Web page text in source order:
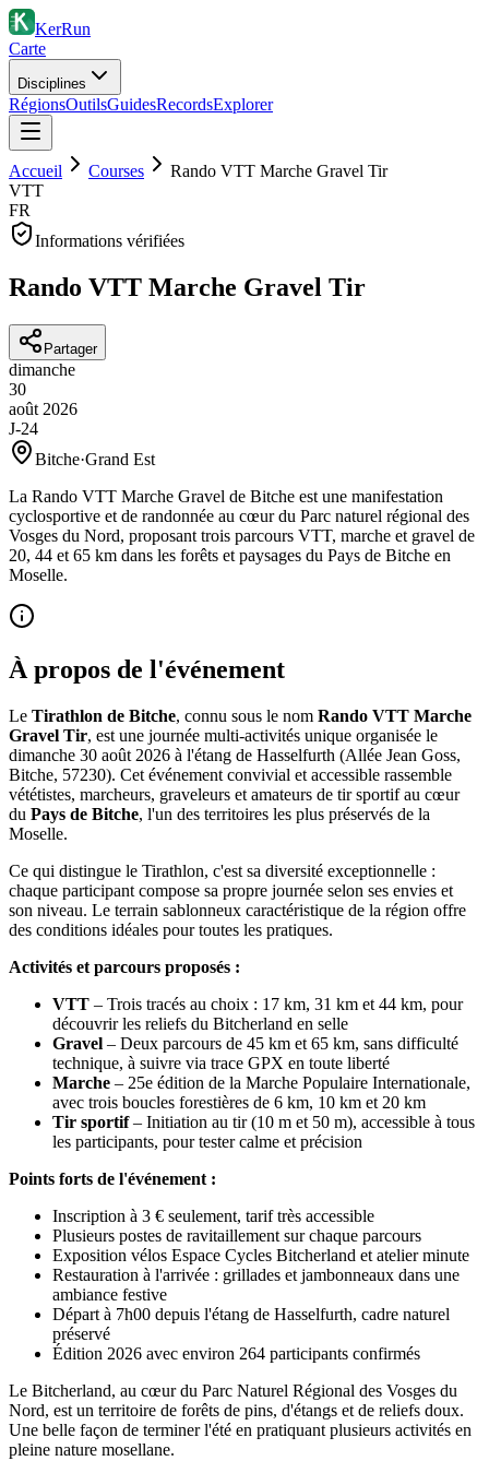
KerRun
Carte
Disciplines
RégionsOutilsGuidesRecordsExplorer
Accueil Courses
Rando VTT Marche Gravel Tir
VTT
FR
Informations vérifiées
Rando VTT Marche Gravel Tir
Partager
dimanche
30
août 2026
J-24
Bitche·Grand Est
La Rando VTT Marche Gravel de Bitche est une manifestation
cyclosportive et de randonnée au cœur du Parc naturel régional des
Vosges du Nord, proposant trois parcours VTT, marche et gravel de
20, 44 et 65 km dans les forêts et paysages du Pays de Bitche en
Moselle.
À propos de l'événement
Le Tirathlon de Bitche, connu sous le nom Rando VTT Marche
Gravel Tir, est une journée multi-activités unique organisée le
dimanche 30 août 2026 à l'étang de Hasselfurth (Allée Jean Goss,
Bitche, 57230). Cet événement convivial et accessible rassemble
vététistes, marcheurs, graveleurs et amateurs de tir sportif au cœur
du Pays de Bitche, l'un des territoires les plus préservés de la
Moselle.
Ce qui distingue le Tirathlon, c'est sa diversité exceptionnelle :
chaque participant compose sa propre journée selon ses envies et
son niveau. Le terrain sablonneux caractéristique de la région offre
des conditions idéales pour toutes les pratiques.
Activités et parcours proposés :
VTT – Trois tracés au choix : 17 km, 31 km et 44 km, pour
découvrir les reliefs du Bitcherland en selle
Gravel – Deux parcours de 45 km et 65 km, sans difficulté
technique, à suivre via trace GPX en toute liberté
Marche – 25e édition de la Marche Populaire Internationale,
avec trois boucles forestières de 6 km, 10 km et 20 km
Tir sportif– Initiation au tir (10 m et 50 m), accessible à tous
les participants, pour tester calme et précision
Points forts de l'événement :
Inscription à 3 € seulement, tarif très accessible
Plusieurs postes de ravitaillement sur chaque parcours
Exposition vélos Espace Cycles Bitcherland et atelier minute
Restauration à l'arrivée : grillades et jambonneaux dans une
ambiance festive
Départ à 7h00 depuis l'étang de Hasselfurth, cadre naturel
préservé
Édition 2026 avec environ 264 participants confirmés
Le Bitcherland, au cœur du Parc Naturel Régional des Vosges du
Nord, est un territoire de forêts de pins, d'étangs et de reliefs doux.
Une belle façon de terminer l'été en pratiquant plusieurs activités en
pleine nature mosellane.